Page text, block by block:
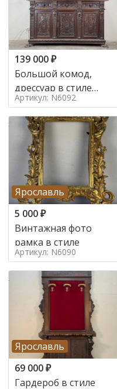
139 000₽
Большой комод,
дрессуар в стиле
ренессанс,
Артикул: N6092
Ярославль
5 000₽
Винтажная фото
рамка в стиле
Артикул: N6090
Ярославль
69 000₽
Гардероб в стиле